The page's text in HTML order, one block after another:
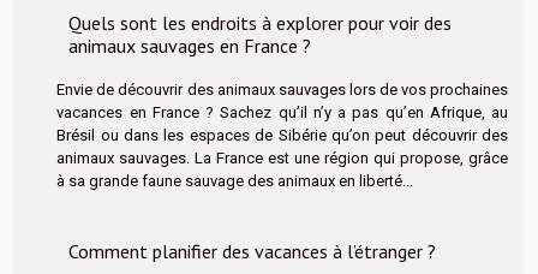
Quels sont les endroits à explorer pour voir des
animaux sauvages en France ?
Envie de découvrir des animaux sauvages lors de vos prochaines
vacances en France ? Sachez qu’il n’y a pas qu’en Afrique, au
Brésil ou dans les espaces de Sibérie qu’on peut découvrir des
animaux sauvages. La France est une région qui propose, grâce
à sa grande faune sauvage des animaux en liberté...
Comment planifier des vacances à l’étranger ?